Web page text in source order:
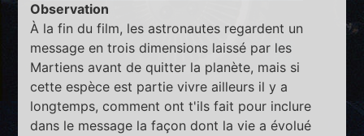
Observation
À la fin du film, les astronautes regardent un
message en trois dimensions laissé par les
Martiens avant de quitter la planète, mais si
cette espèce est partie vivre ailleurs il y a
longtemps, comment ont t'ils fait pour inclure
dans le message la façon dont la vie a évolué